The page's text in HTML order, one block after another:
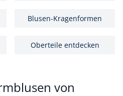
Blusen-Kragenformen
Oberteile entdecken
von